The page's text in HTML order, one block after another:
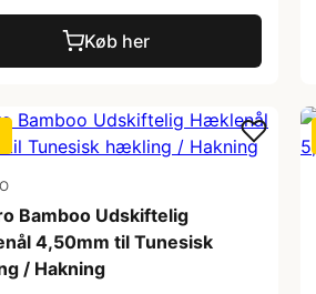
Køb her
Bamboo Udskiftelig
4,50mm til Tunesisk
/ Hakning